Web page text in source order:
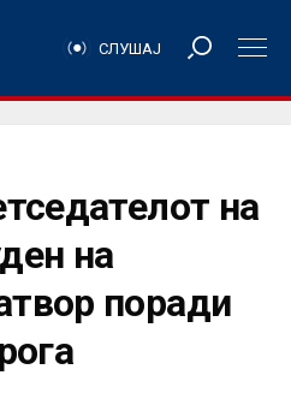
СЛУШАЈ
на
на
поради